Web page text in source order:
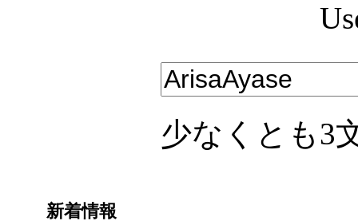
少なくとも3
新着情報